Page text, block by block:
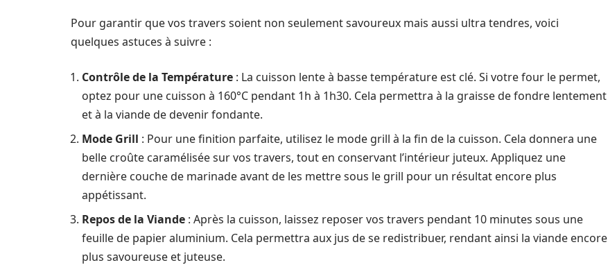
Pour garantir que vos travers soient non seulement savoureux mais aussi ultra tendres, voici
quelques astuces à suivre :
Contrôle de la Température : La cuisson lente à basse température est clé. Si votre four le permet,
optez pour une cuisson à 160°C pendant 1h à 1h30. Cela permettra à la graisse de fondre lentement
et à la viande de devenir fondante.
Mode Grill : Pour une finition parfaite, utilisez le mode grill à la fin de la cuisson. Cela donnera une
belle croûte caramélisée sur vos travers, tout en conservant l’intérieur juteux. Appliquez une
dernière couche de marinade avant de les mettre sous le grill pour un résultat encore plus
appétissant.
Repos de la Viande : Après la cuisson, laissez reposer vos travers pendant 10 minutes sous une
feuille de papier aluminium. Cela permettra aux jus de se redistribuer, rendant ainsi la viande encore
plus savoureuse et juteuse.